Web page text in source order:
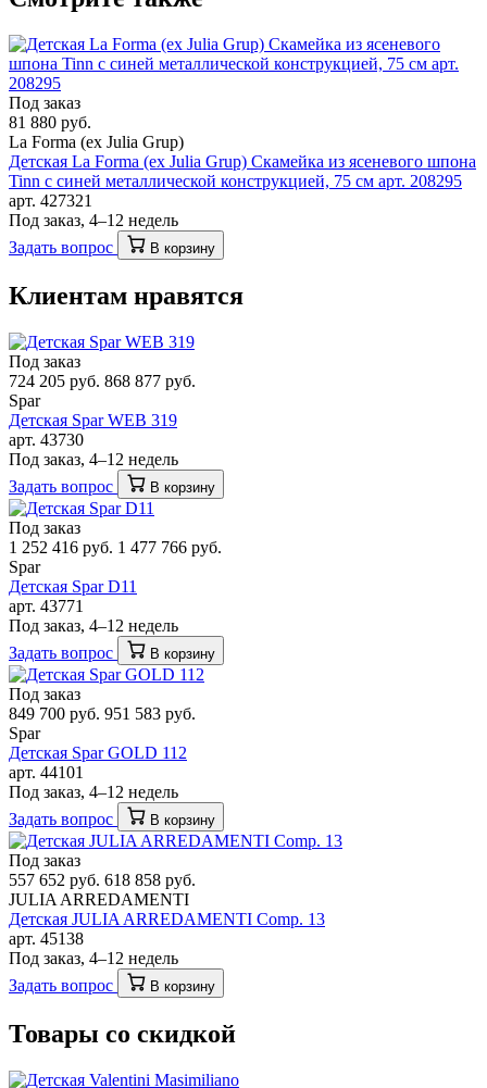
Под заказ
81 880 руб.
La Forma (ех Julia Grup)
Детская La Forma (ех Julia Grup) Скамейка из ясеневого шпона
Tinn с синей металлической конструкцией, 75 см арт. 208295
арт. 427321
Под заказ, 4–12 недель
Задать вопрос
В корзину
Клиентам нравятся
Под заказ
724 205 руб. 868 877 руб.
Spar
Детская Spar WEB 319
арт. 43730
Под заказ, 4–12 недель
Задать вопрос
В корзину
Под заказ
1 252 416 руб. 1 477 766 руб.
Spar
Детская Spar D11
арт. 43771
Под заказ, 4–12 недель
Задать вопрос
В корзину
Под заказ
849 700 руб. 951 583 руб.
Spar
Детская Spar GOLD 112
арт. 44101
Под заказ, 4–12 недель
Задать вопрос
В корзину
Под заказ
557 652 руб. 618 858 руб.
JULIA ARREDAMENTI
Детская JULIA ARREDAMENTI Comp. 13
арт. 45138
Под заказ, 4–12 недель
Задать вопрос
В корзину
Товары со скидкой